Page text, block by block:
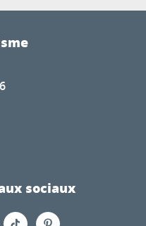
sociaux